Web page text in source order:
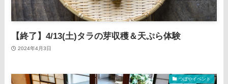
【終了】4/13(土)タラの芽収穫＆天ぷら体験
2024年4月3日
つぼやイベント